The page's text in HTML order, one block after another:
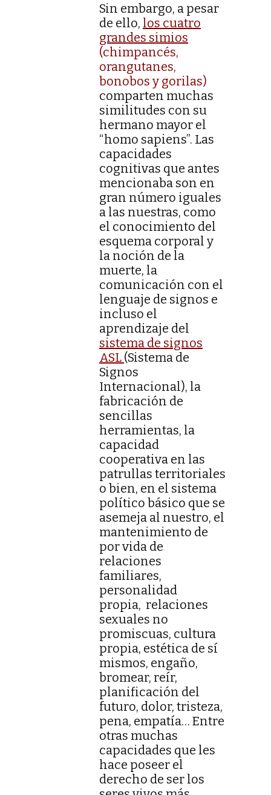
Sin embargo, a pesar
de ello, los cuatro
grandes simios
(chimpancés,
orangutanes,
bonobos y gorilas)
comparten muchas
similitudes con su
hermano mayor el
“homo sapiens”. Las
capacidades
cognitivas que antes
mencionaba son en
gran número iguales
a las nuestras, como
el conocimiento del
esquema corporal y
la noción de la
muerte, la
comunicación con el
lenguaje de signos e
incluso el
aprendizaje del
sistema de signos
ASL (Sistema de
Signos
Internacional), la
fabricación de
sencillas
herramientas, la
capacidad
cooperativa en las
patrullas territoriales
o bien, en el sistema
político básico que se
asemeja al nuestro, el
mantenimiento de
por vida de
relaciones
familiares,
personalidad
propia, relaciones
sexuales no
promiscuas, cultura
propia, estética de sí
mismos, engaño,
bromear, reír,
planificación del
futuro, dolor, tristeza,
pena, empatía… Entre
otras muchas
capacidades que les
hace poseer el
derecho de ser los